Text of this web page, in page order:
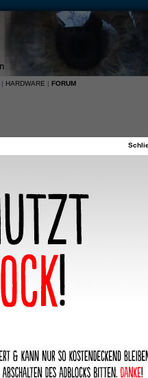
| HARDWARE | FORUM
Seite 10 13 1
Registriert:Fr 11. Jan
2008, 16:14
My Collection: 30